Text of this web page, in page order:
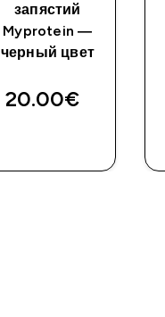
запястий
Myprotein —
черный цвет
20.00€‎